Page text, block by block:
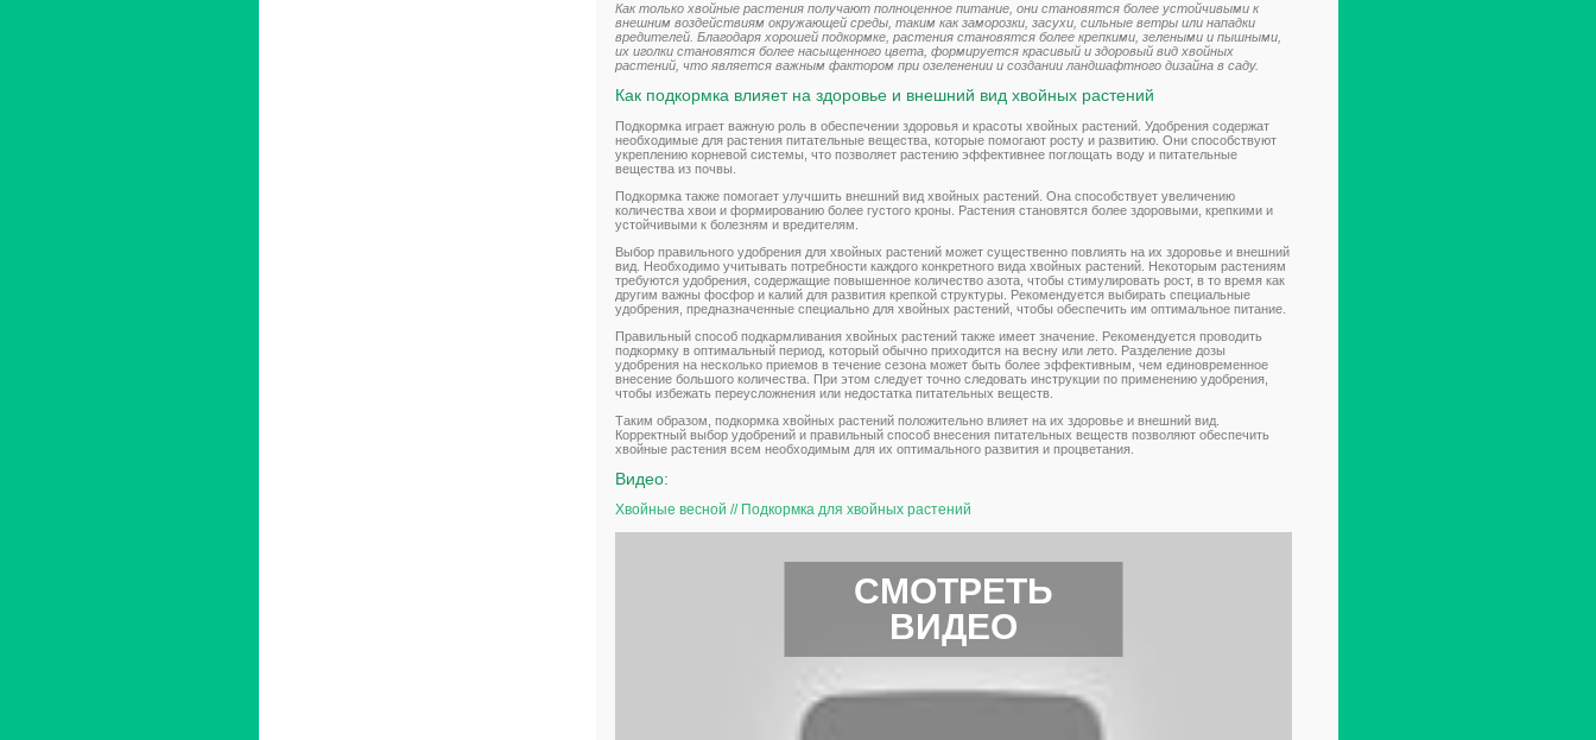
Как только хвойные растения получают полноценное питание, они становятся более устойчивыми к
внешним воздействиям окружающей среды, таким как заморозки, засухи, сильные ветры или нападки
вредителей. Благодаря хорошей подкормке, растения становятся более крепкими, зелеными и пышными,
их иголки становятся более насыщенного цвета, формируется красивый и здоровый вид хвойных
растений, что является важным фактором при озеленении и создании ландшафтного дизайна в саду.
Как подкормка влияет на здоровье и внешний вид хвойных растений
Подкормка играет важную роль в обеспечении здоровья и красоты хвойных растений. Удобрения содержат
необходимые для растения питательные вещества, которые помогают росту и развитию. Они способствуют
укреплению корневой системы, что позволяет растению эффективнее поглощать воду и питательные
вещества из почвы.
Подкормка также помогает улучшить внешний вид хвойных растений. Она способствует увеличению
количества хвои и формированию более густого кроны. Растения становятся более здоровыми, крепкими и
устойчивыми к болезням и вредителям.
Выбор правильного удобрения для хвойных растений может существенно повлиять на их здоровье и внешний
вид. Необходимо учитывать потребности каждого конкретного вида хвойных растений. Некоторым растениям
требуются удобрения, содержащие повышенное количество азота, чтобы стимулировать рост, в то время как
другим важны фосфор и калий для развития крепкой структуры. Рекомендуется выбирать специальные
удобрения, предназначенные специально для хвойных растений, чтобы обеспечить им оптимальное питание.
Правильный способ подкармливания хвойных растений также имеет значение. Рекомендуется проводить
подкормку в оптимальный период, который обычно приходится на весну или лето. Разделение дозы
удобрения на несколько приемов в течение сезона может быть более эффективным, чем единовременное
внесение большого количества. При этом следует точно следовать инструкции по применению удобрения,
чтобы избежать переусложнения или недостатка питательных веществ.
Таким образом, подкормка хвойных растений положительно влияет на их здоровье и внешний вид.
Корректный выбор удобрений и правильный способ внесения питательных веществ позволяют обеспечить
хвойные растения всем необходимым для их оптимального развития и процветания.
Видео:
Хвойные весной // Подкормка для хвойных растений
СМОТРЕТЬ
ВИДЕО